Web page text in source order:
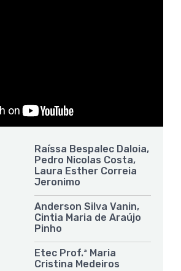
Raíssa Bespalec Daloia,
Pedro Nicolas Costa,
Laura Esther Correia
Jeronimo
Anderson Silva Vanin,
Cintia Maria de Araújo
Pinho
Etec Prof.ª Maria
Cristina Medeiros